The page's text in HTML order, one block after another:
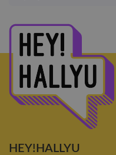
HEY!HALLYU